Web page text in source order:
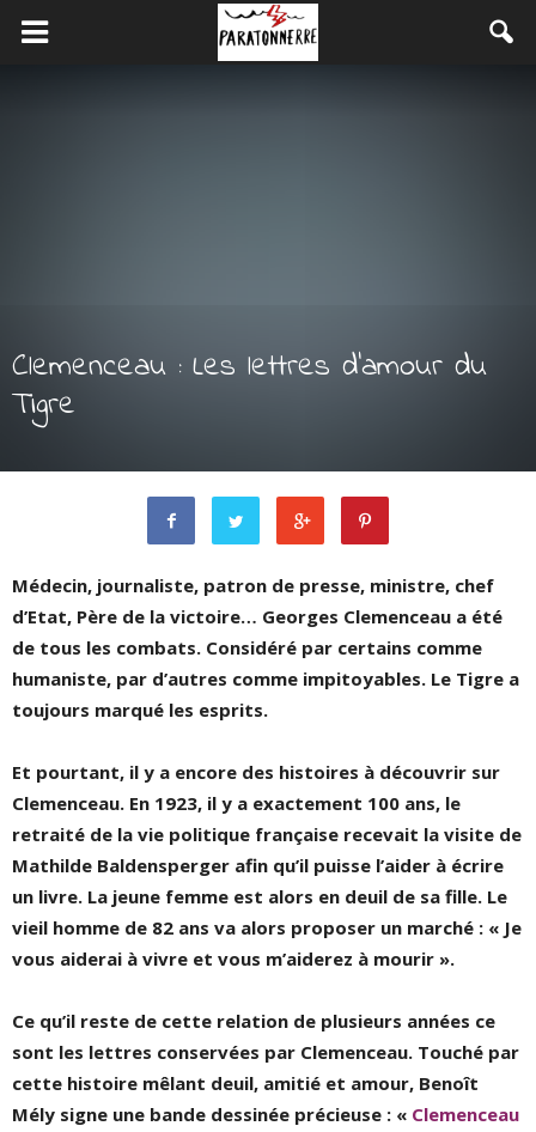
Clemenceau : Les lettres d’amour du
Tigre
Médecin, journaliste, patron de presse, ministre, chef
d’Etat, Père de la victoire… Georges Clemenceau a été
de tous les combats. Considéré par certains comme
humaniste, par d’autres comme impitoyables. Le Tigre a
toujours marqué les esprits.
Et pourtant, il y a encore des histoires à découvrir sur
Clemenceau. En 1923, il y a exactement 100 ans, le
retraité de la vie politique française recevait la visite de
Mathilde Baldensperger afin qu’il puisse l’aider à écrire
un livre. La jeune femme est alors en deuil de sa fille. Le
vieil homme de 82 ans va alors proposer un marché : « Je
vous aiderai à vivre et vous m’aiderez à mourir ».
Ce qu’il reste de cette relation de plusieurs années ce
sont les lettres conservées par Clemenceau. Touché par
cette histoire mêlant deuil, amitié et amour, Benoît
Mély signe une bande dessinée précieuse : « Clemenceau